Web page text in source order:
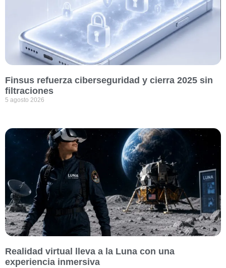
Finsus refuerza ciberseguridad y cierra 2025 sin
filtraciones
5 agosto 2026
Realidad virtual lleva a la Luna con una
experiencia inmersiva